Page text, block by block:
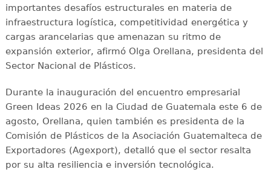
importantes desafíos estructurales en materia de
infraestructura logística, competitividad energética y
cargas arancelarias que amenazan su ritmo de
expansión exterior, afirmó Olga Orellana, presidenta del
Sector Nacional de Plásticos.
Durante la inauguración del encuentro empresarial
Green Ideas 2026 en la Ciudad de Guatemala este 6 de
agosto, Orellana, quien también es presidenta de la
Comisión de Plásticos de la Asociación Guatemalteca de
Exportadores (Agexport), detalló que el sector resalta
por su alta resiliencia e inversión tecnológica.